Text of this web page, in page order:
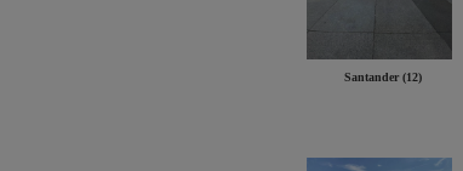
Santander (12)